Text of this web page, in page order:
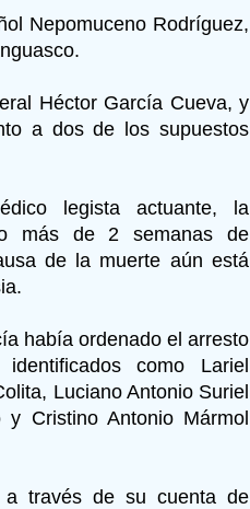
Nepomuceno Rodríguez,
Héctor García Cueva, y
a dos de los supuestos
legista actuante, la
más de 2 semanas de
de la muerte aún está
había ordenado el arresto
como Lariel
Luciano Antonio Suriel
y Cristino Antonio Mármol
a través de su cuenta de